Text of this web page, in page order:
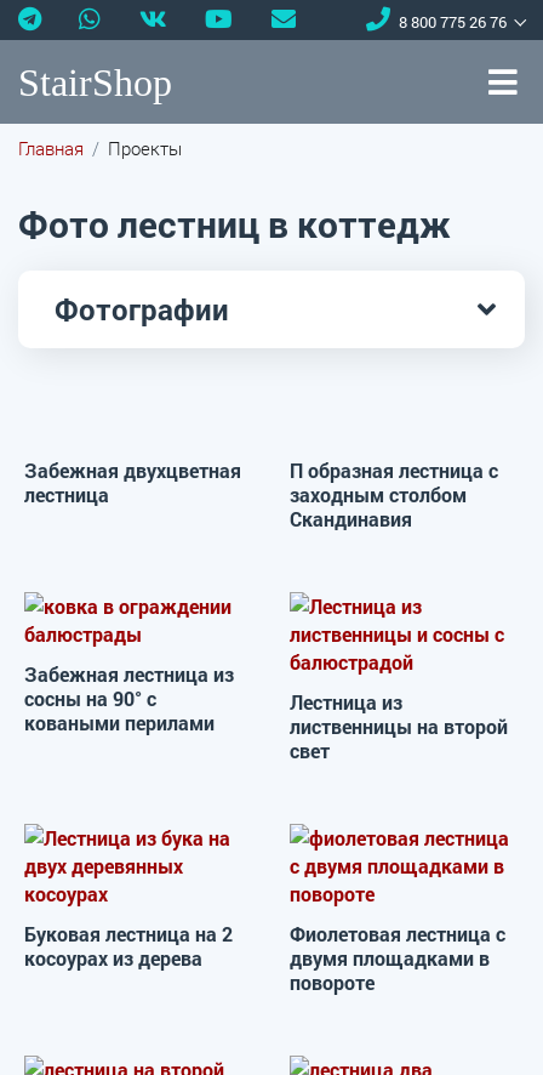
8 800 775 26 76
StairShop
Фотографии
Главная Проекты
Фото лестниц в коттедж
Забежная двухцветная
лестница
П образная лестница с
заходным столбом
Скандинавия
Забежная лестница из
сосны на 90° с
коваными перилами
Лестница из
лиственницы на второй
свет
Буковая лестница на 2
косоурах из дерева
Фиолетовая лестница с
двумя площадками в
повороте